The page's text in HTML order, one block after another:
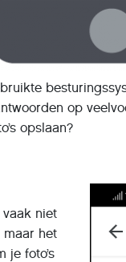
op
opslaan?
niet
maar het
je foto’s